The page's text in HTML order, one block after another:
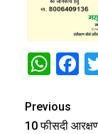
Previous
10 फीसदी